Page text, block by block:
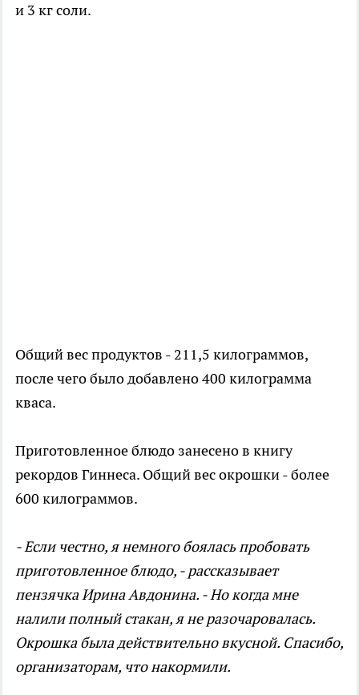
и 3 кг соли.
Общий вес продуктов - 211,5 килограммов,
после чего было добавлено 400 килограмма
кваса.
Приготовленное блюдо занесено в книгу
рекордов Гиннеса. Общий вес окрошки - более
600 килограммов.
- Если честно, я немного боялась пробовать
приготовленное блюдо, - рассказывает
пензячка Ирина Авдонина. - Но когда мне
налили полный стакан, я не разочаровалась.
Окрошка была действительно вкусной. Спасибо,
организаторам, что накормили.